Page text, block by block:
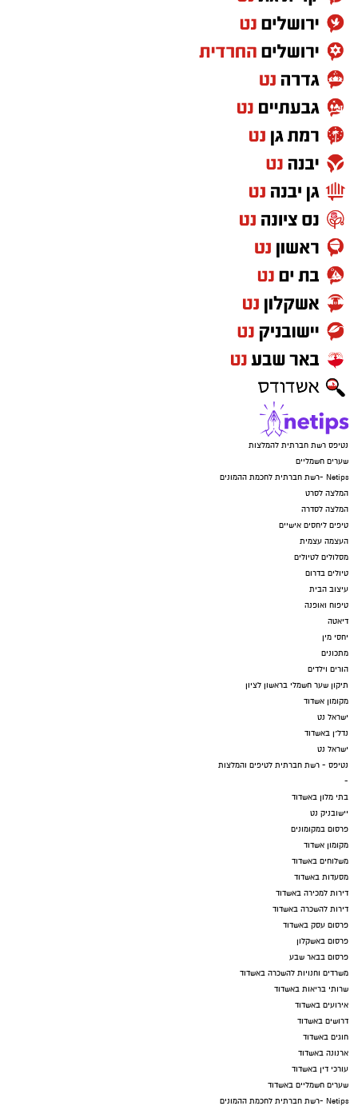
נטיפס רשת חברתית להמלצות
שערים חשמליים
Netips -רשת חברתית לחכמת ההמונים
המלצה לסרט
המלצה לסדרה
טיפים ליחסים אישיים
העצמה עצמית
מסלולים לטיולים
טיולים בדרום
עיצוב הבית
טיפוח ואופנה
דיאטה
יחסי מין
מתכונים
הורים וילדים
תיקון שער חשמלי בראשון לציון
מקומון אשדוד
ישראל נט
נדל"ן באשדוד
ישראל נט
נטיפס - רשת חברתית לטיפים והמלצות
-
בתי מלון באשדוד
יישובניק נט
פרסום במקומונים
מקומון אשדוד
משלוחים באשדוד
מסעדות באשדוד
דירות למכירה באשדוד
דירות להשכרה באשדוד
פרסום עסק באשדוד
פרסום באשקלון
פרסום בבאר שבע
משרדים וחנויות להשכרה באשדוד
שרותי בריאות באשדוד
אירועים באשדוד
דרושים באשדוד
חוגים באשדוד
ארנונה באשדוד
עורכי דין באשדוד
שערים חשמליים באשדוד
Netips -רשת חברתית לחכמת ההמונים